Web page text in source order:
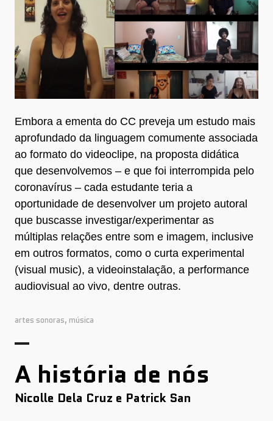
Embora a ementa do CC preveja um estudo mais
aprofundado da linguagem comumente associada
ao formato do videoclipe, na proposta didática
que desenvolvemos – e que foi interrompida pelo
coronavírus – cada estudante teria a
oportunidade de desenvolver um projeto autoral
que buscasse investigar/experimentar as
múltiplas relações entre som e imagem, inclusive
em outros formatos, como o curta experimental
(visual music), a videoinstalação, a performance
audiovisual ao vivo, dentre outras.
artes sonoras, música
A história de nós
Nicolle Dela Cruz e Patrick San